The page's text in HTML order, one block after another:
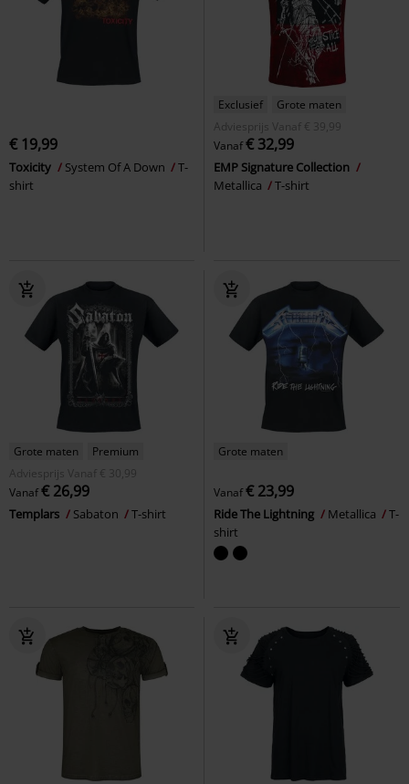
€ 19,99
Toxicity System Of A Down
T-
shirt
Exclusief
Grote maten
Adviesprijs
Vanaf € 39,99
Vanaf€ 32,99
EMP Signature Collection
Metallica
T-shirt
Grote maten
Premium
Adviesprijs
Vanaf € 30,99
Vanaf€ 26,99
Templars Sabaton T-shirt
Grote maten
Vanaf€ 23,99
Ride The Lightning Metallica
T-
shirt